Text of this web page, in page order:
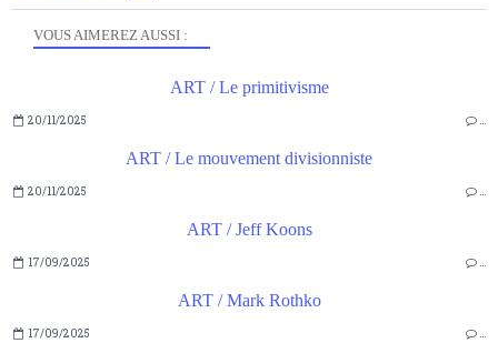
VOUS AIMEREZ AUSSI :
ART / Le primitivisme
20/11/2025 …
ART / Le mouvement divisionniste
20/11/2025 …
ART / Jeff Koons
17/09/2025 …
ART / Mark Rothko
17/09/2025 …